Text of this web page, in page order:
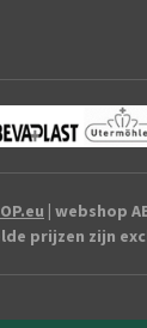
| webshop
prijzen zijn